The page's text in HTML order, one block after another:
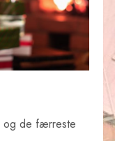
og de færreste